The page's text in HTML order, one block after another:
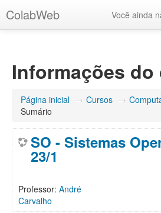
ColabWeb Você ainda
Informações do
Página inicial → Cursos →
Sumário
SO - Sistemas
23/1
Professor: André
Carvalho